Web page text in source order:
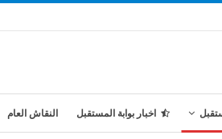
اخبار بوابة المستقبل النقاش العام